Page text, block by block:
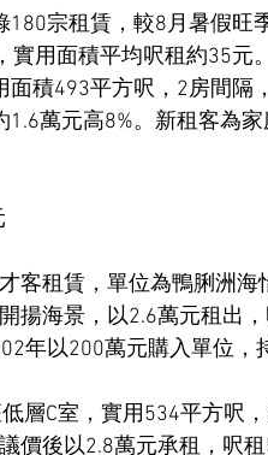
180宗租賃，較8月暑假旺
實用面積平均呎租約35
面積493平方呎，2房間隔
1.6萬元高8%。新租客為
客租賃，單位為鴨脷洲
揚海景，以2.6萬元租出
年以200萬元購入單位，
層C室，實用534平方呎
價後以2.8萬元承租，呎